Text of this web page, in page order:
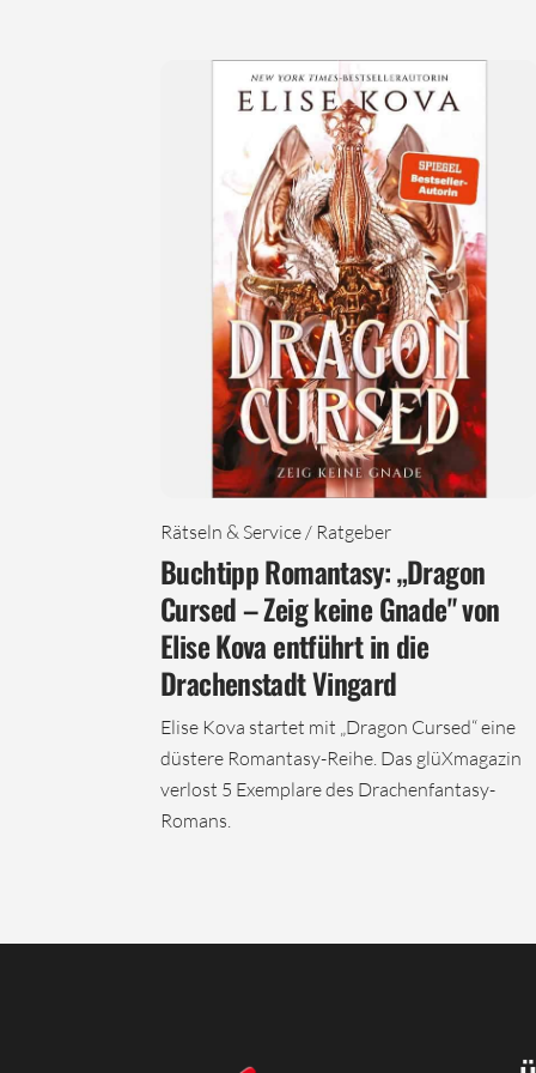
Rätseln & Service / Ratgeber
Buchtipp Romantasy: „Dragon
Cursed – Zeig keine Gnade" von
Elise Kova entführt in die
Drachenstadt Vingard
Elise Kova startet mit „Dragon Cursed“ eine
düstere Romantasy-Reihe. Das glüXmagazin
verlost 5 Exemplare des Drachenfantasy-
Romans.